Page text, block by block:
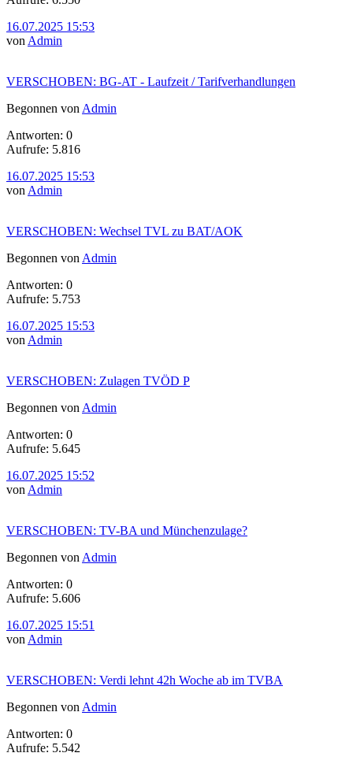
16.07.2025 15:53
von Admin
VERSCHOBEN: BG-AT - Laufzeit / Tarifverhandlungen
Begonnen von Admin
Antworten: 0
Aufrufe: 5.816
16.07.2025 15:53
von Admin
VERSCHOBEN: Wechsel TVL zu BAT/AOK
Begonnen von Admin
Antworten: 0
Aufrufe: 5.753
16.07.2025 15:53
von Admin
VERSCHOBEN: Zulagen TVÖD P
Begonnen von Admin
Antworten: 0
Aufrufe: 5.645
16.07.2025 15:52
von Admin
VERSCHOBEN: TV-BA und Münchenzulage?
Begonnen von Admin
Antworten: 0
Aufrufe: 5.606
16.07.2025 15:51
von Admin
VERSCHOBEN: Verdi lehnt 42h Woche ab im TVBA
Begonnen von Admin
Antworten: 0
Aufrufe: 5.542